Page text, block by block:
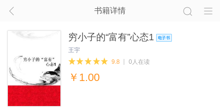
书籍详情
穷小子的“富有”心态1
王宇
9.8
0人在读
￥ 1.00